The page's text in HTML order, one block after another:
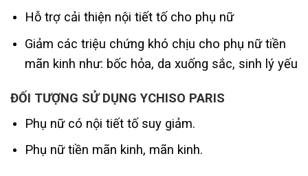
Hỗ trợ cải thiện nội tiết tố cho phụ nữ
Giảm các triệu chứng khó chịu cho phụ nữ tiền
mãn kinh như: bốc hỏa, da xuống sắc, sinh lý yếu
ĐỐI TƯỢNG SỬ DỤNG YCHISO PARIS
Phụ nữ có nội tiết tố suy giảm.
Phụ nữ tiền mãn kinh, mãn kinh.